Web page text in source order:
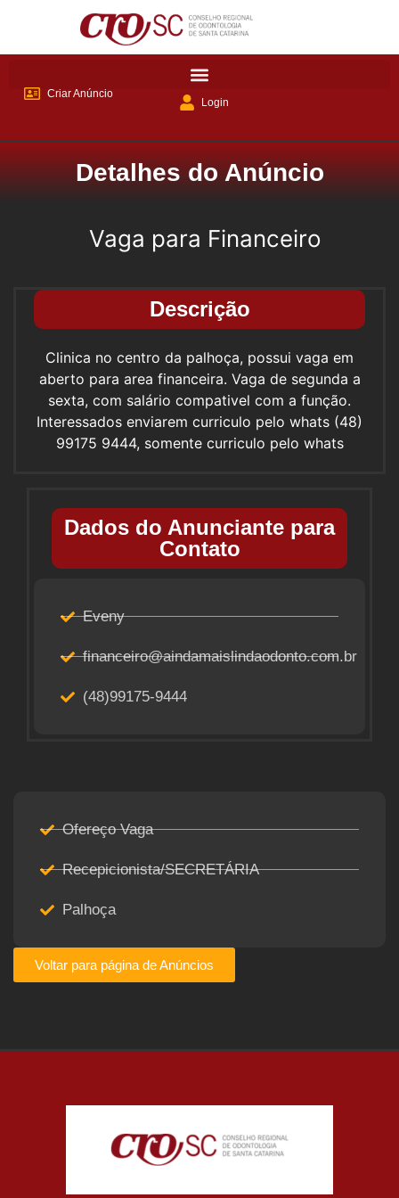
Criar Anúncio
Login
Detalhes do Anúncio
Vaga para Financeiro
Descrição
Clinica no centro da palhoça, possui vaga em
aberto para area financeira. Vaga de segunda a
sexta, com salário compativel com a função.
Interessados enviarem curriculo pelo whats (48)
99175 9444, somente curriculo pelo whats
Dados do Anunciante para
Contato
Eveny
financeiro@aindamaislindaodonto.com.br
(48)99175-9444
Ofereço Vaga
Recepicionista/SECRETÁRIA
Palhoça
Voltar para página de Anúncios